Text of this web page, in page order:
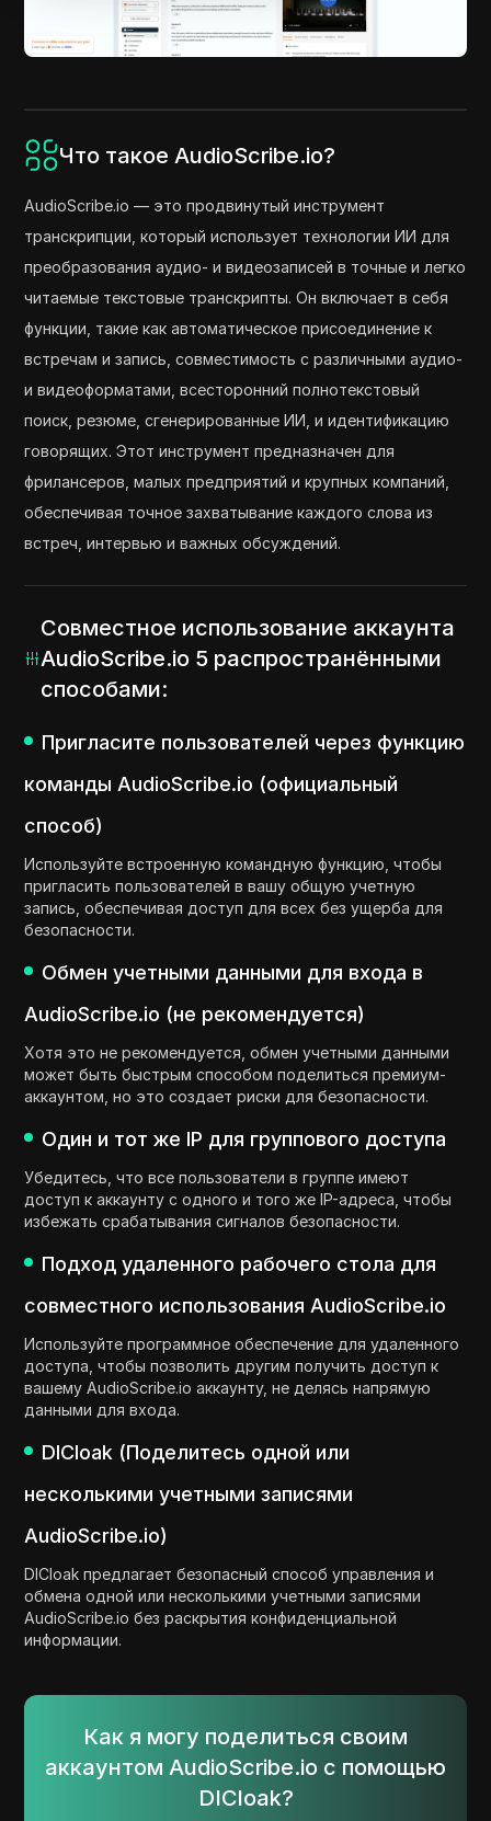
Что такое AudioScribe.io?
AudioScribe.io — это продвинутый инструмент
транскрипции, который использует технологии ИИ для
преобразования аудио- и видеозаписей в точные и легко
читаемые текстовые транскрипты. Он включает в себя
функции, такие как автоматическое присоединение к
встречам и запись, совместимость с различными аудио-
и видеоформатами, всесторонний полнотекстовый
поиск, резюме, сгенерированные ИИ, и идентификацию
говорящих. Этот инструмент предназначен для
фрилансеров, малых предприятий и крупных компаний,
обеспечивая точное захватывание каждого слова из
встреч, интервью и важных обсуждений.
Совместное использование аккаунта
AudioScribe.io 5 распространёнными
способами:
Пригласите пользователей через функцию
команды AudioScribe.io (официальный
способ)
Используйте встроенную командную функцию, чтобы
пригласить пользователей в вашу общую учетную
запись, обеспечивая доступ для всех без ущерба для
безопасности.
Обмен учетными данными для входа в
AudioScribe.io (не рекомендуется)
Хотя это не рекомендуется, обмен учетными данными
может быть быстрым способом поделиться премиум-
аккаунтом, но это создает риски для безопасности.
Один и тот же IP для группового доступа
Убедитесь, что все пользователи в группе имеют
доступ к аккаунту с одного и того же IP-адреса, чтобы
избежать срабатывания сигналов безопасности.
Подход удаленного рабочего стола для
совместного использования AudioScribe.io
Используйте программное обеспечение для удаленного
доступа, чтобы позволить другим получить доступ к
вашему AudioScribe.io аккаунту, не делясь напрямую
данными для входа.
DICloak (Поделитесь одной или
несколькими учетными записями
AudioScribe.io)
DICloak предлагает безопасный способ управления и
обмена одной или несколькими учетными записями
AudioScribe.io без раскрытия конфиденциальной
информации.
Как я могу поделиться своим
аккаунтом AudioScribe.io с помощью
DICloak?